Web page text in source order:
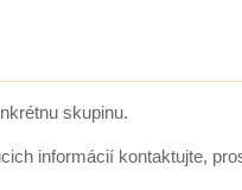
skupinu.
informácií kontaktujte,